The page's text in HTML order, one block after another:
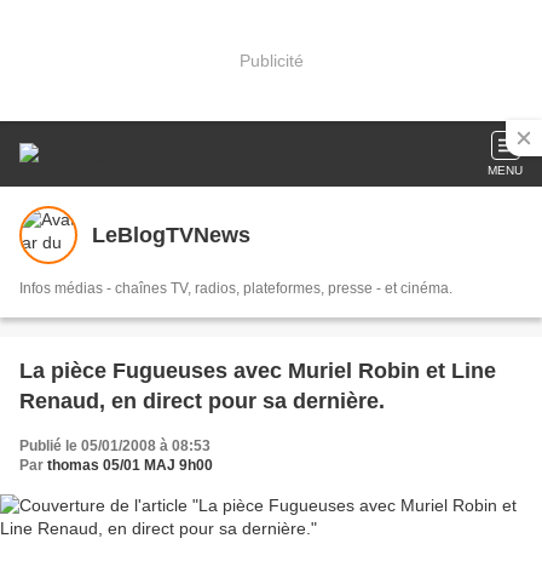
Publicité
MENU
LeBlogTVNews
Infos médias - chaînes TV, radios, plateformes, presse - et cinéma.
La pièce Fugueuses avec Muriel Robin et Line
Renaud, en direct pour sa dernière.
Publié le 05/01/2008 à 08:53
Par thomas 05/01 MAJ 9h00